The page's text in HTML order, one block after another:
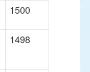
1500
1498